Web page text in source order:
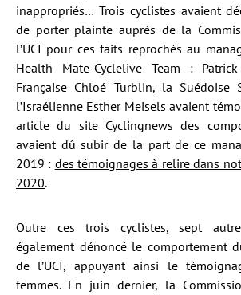
inappropriés… Trois cyclistes avaient
de porter plainte auprès de la
l’UCI pour ces faits reprochés au
Health Mate-Cyclelive Team :
Française Chloé Turblin, la Suédoise
l’Israélienne Esther Meisels avaient
article du site Cyclingnews des
avaient dû subir de la part de ce
2019 : des témoignages à relire dans
2020.
Outre ces trois cyclistes, sept
également dénoncé le comportement
de l’UCI, appuyant ainsi le
femmes. En juin dernier, la